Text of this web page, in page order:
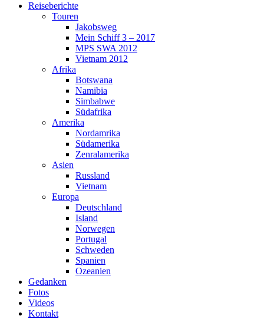
Reiseberichte
Touren
Jakobsweg
Mein Schiff 3 – 2017
MPS SWA 2012
Vietnam 2012
Afrika
Botswana
Namibia
Simbabwe
Südafrika
Amerika
Nordamrika
Südamerika
Zenralamerika
Asien
Russland
Vietnam
Europa
Deutschland
Island
Norwegen
Portugal
Schweden
Spanien
Ozeanien
Gedanken
Fotos
Videos
Kontakt